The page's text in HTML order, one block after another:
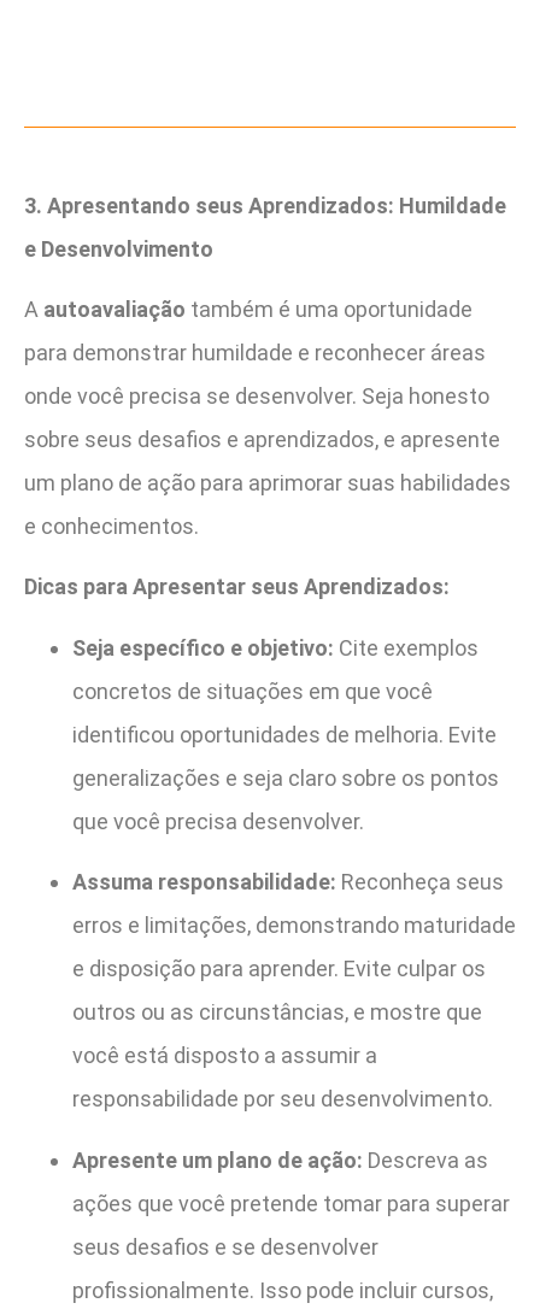
3. Apresentando seus Aprendizados: Humildade
e Desenvolvimento
A autoavaliação também é uma oportunidade
para demonstrar humildade e reconhecer áreas
onde você precisa se desenvolver. Seja honesto
sobre seus desafios e aprendizados, e apresente
um plano de ação para aprimorar suas habilidades
e conhecimentos.
Dicas para Apresentar seus Aprendizados:
Seja específico e objetivo: Cite exemplos
concretos de situações em que você
identificou oportunidades de melhoria. Evite
generalizações e seja claro sobre os pontos
que você precisa desenvolver.
Assuma responsabilidade: Reconheça seus
erros e limitações, demonstrando maturidade
e disposição para aprender. Evite culpar os
outros ou as circunstâncias, e mostre que
você está disposto a assumir a
responsabilidade por seu desenvolvimento.
Apresente um plano de ação: Descreva as
ações que você pretende tomar para superar
seus desafios e se desenvolver
profissionalmente. Isso pode incluir cursos,